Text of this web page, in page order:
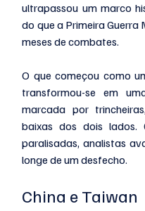
ultrapassou um marco
do que a Primeira Guerra
meses de combates.
O que começou como
transformou-se em
marcada por
baixas dos dois lados.
paralisadas, analistas
longe de um desfecho.
China e Taiwan